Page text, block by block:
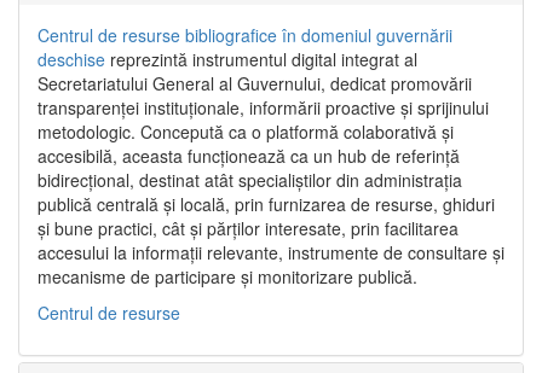
Centrul de resurse bibliografice în domeniul guvernării
deschise reprezintă instrumentul digital integrat al
Secretariatului General al Guvernului, dedicat promovării
transparenței instituționale, informării proactive și sprijinului
metodologic. Concepută ca o platformă colaborativă și
accesibilă, aceasta funcționează ca un hub de referință
bidirecțional, destinat atât specialiștilor din administrația
publică centrală și locală, prin furnizarea de resurse, ghiduri
și bune practici, cât și părților interesate, prin facilitarea
accesului la informații relevante, instrumente de consultare și
mecanisme de participare și monitorizare publică.
Centrul de resurse